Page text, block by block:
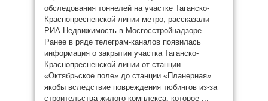
обследования тоннелей на участке Таганско-
Краснопресненской линии метро, рассказали
РИА Недвижимость в Мосгосстройнадзоре.
Ранее в ряде телеграм-каналов появилась
информация о закрытии участка Таганско-
Краснопресненской линии от станции
«Октябрьское поле» до станции «Планерная»
якобы вследствие повреждения тюбингов из-за
строительства жилого комплекса, которое ...